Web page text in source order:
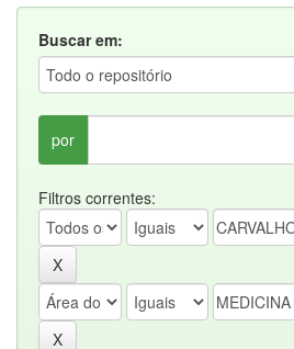
Buscar em:
por
Filtros correntes: